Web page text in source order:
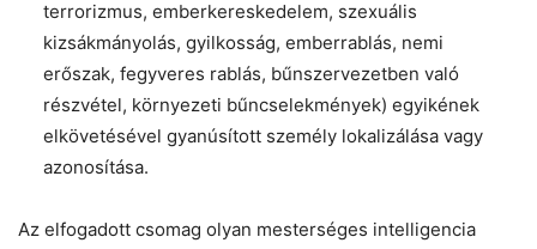
terrorizmus, emberkereskedelem, szexuális
kizsákmányolás, gyilkosság, emberrablás, nemi
erőszak, fegyveres rablás, bűnszervezetben való
részvétel, környezeti bűncselekmények) egyikének
elkövetésével gyanúsított személy lokalizálása vagy
azonosítása.
Az elfogadott csomag olyan mesterséges intelligencia